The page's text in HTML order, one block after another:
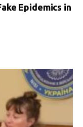
Epidemics in